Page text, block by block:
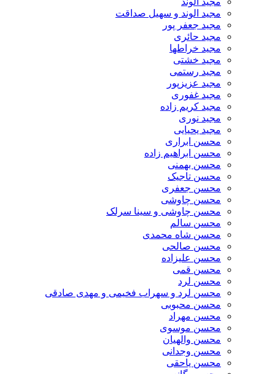
مجید الوند و سهیل صداقت
مجید جعفر پور
مجید حائری
مجید خراطها
مجید خشتی
مجید رستمی
مجید عزیزپور
مجید غفوری
مجید کریم زاده
مجید نوری
مجید یحیایی
محسن ابراری
محسن ابراهیم زاده
محسن بهمنی
محسن تاجیک
محسن جعفری
محسن چاوشی
محسن چاوشی و سینا سرلک
محسن سالم
محسن شاه محمدی
محسن صالحی
محسن علیزاده
محسن قمی
محسن لرد
محسن لرد و سهراب فخیمی و مهدی صادقی
محسن محبوبی
محسن مهراد
محسن موسوی
محسن والهیان
محسن وجدانی
محسن یاحقی